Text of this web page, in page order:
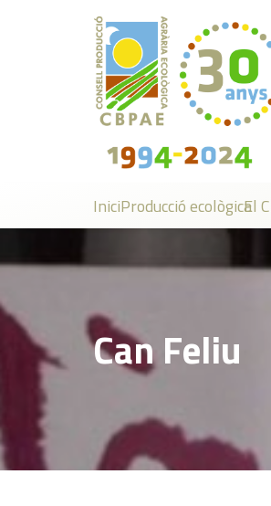
IniciProducció ecològica
El
Can Feliu